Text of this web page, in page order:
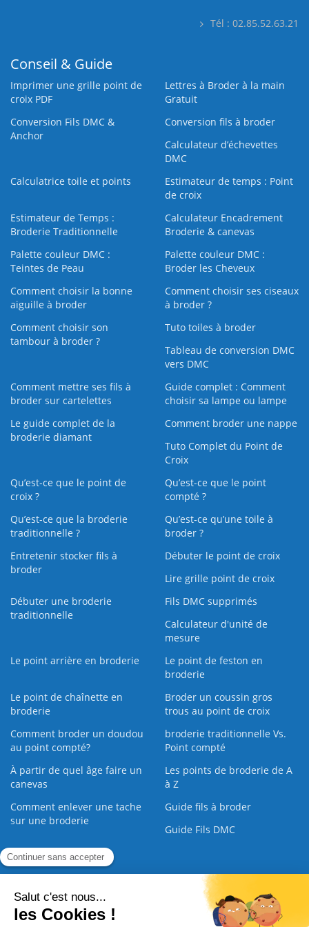
Tél : 02.85.52.63.21
Conseil & Guide
Imprimer une grille point de
croix PDF
Lettres à Broder à la main
Gratuit
Conversion Fils DMC &
Anchor
Conversion fils à broder
Calculateur d’échevettes
DMC
Calculatrice toile et points
Estimateur de temps : Point
de croix
Estimateur de Temps :
Broderie Traditionnelle
Calculateur Encadrement
Broderie & canevas
Palette couleur DMC :
Teintes de Peau
Palette couleur DMC :
Broder les Cheveux
Comment choisir la bonne
aiguille à broder
Comment choisir ses ciseaux
à broder ?
Comment choisir son
tambour à broder ?
Tuto toiles à broder
Tableau de conversion DMC
vers DMC
Comment mettre ses fils à
broder sur cartelettes
Guide complet : Comment
choisir sa lampe ou lampe
Le guide complet de la
broderie diamant
Comment broder une nappe
Tuto Complet du Point de
Croix
Qu’est-ce que le point de
croix ?
Qu’est-ce que le point
compté ?
Qu’est-ce que la broderie
traditionnelle ?
Qu’est‑ce qu’une toile à
broder ?
Entretenir stocker fils à
broder
Débuter le point de croix
Lire grille point de croix
Débuter une broderie
traditionnelle
Fils DMC supprimés
Calculateur d'unité de
mesure
Le point arrière en broderie
Le point de feston en
broderie
Le point de chaînette en
broderie
Broder un coussin gros
trous au point de croix
Comment broder un doudou
au point compté?
broderie traditionnelle Vs.
Point compté
À partir de quel âge faire un
canevas
Les points de broderie de A
à Z
Comment enlever une tache
sur une broderie
Guide fils à broder
Guide Fils DMC
Guide de la Broderie